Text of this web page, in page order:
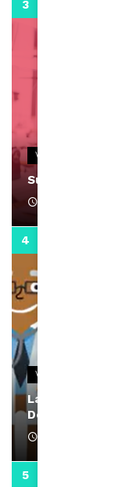
VIDEOS
Support Black
VIDEOS
La rubrique
Docteur